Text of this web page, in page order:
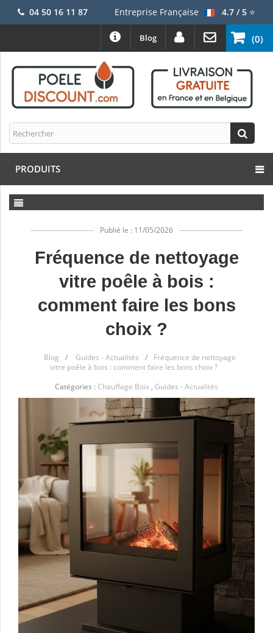
04 50 16 11 87 Entreprise Française 4.7 / 5⭐
(0)
Blog
PRODUITS
Publié le : 11/05/2026
Fréquence de nettoyage
vitre poêle à bois :
comment faire les bons
choix ?
Blog / Guides - Actualités /
Fréquence de nettoyage
vitre poêle à bois : comment faire les bons choix ?
Catégories : Chauffage Bois , Guides - Actualités